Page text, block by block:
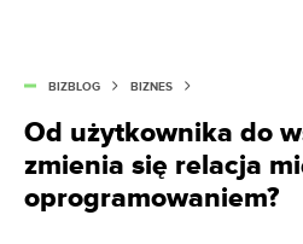
BIZBLOG BIZNES
Od użytkownika do
zmienia się relacja
oprogramowaniem?